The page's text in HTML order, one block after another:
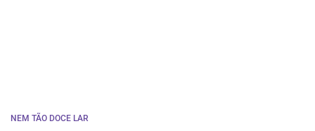
NEM TÃO DOCE LAR